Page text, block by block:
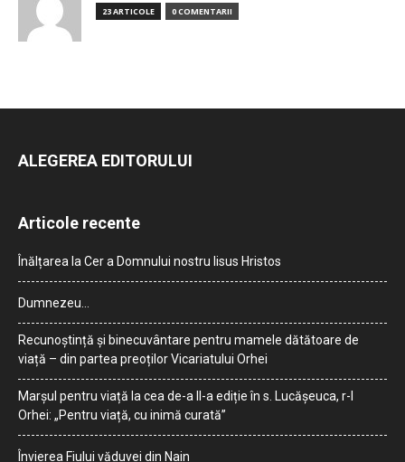
23 ARTICOLE 0 COMENTARII
ALEGEREA EDITORULUI
Articole recente
Înălțarea la Cer a Domnului nostru Iisus Hristos
Dumnezeu…
Recunoștință și binecuvântare pentru mamele dătătoare de
viață – din partea preoților Vicariatului Orhei
Marșul pentru viață la cea de-a II-a ediție în s. Lucășeuca, r-l
Orhei: „Pentru viață, cu inimă curată”
Învierea Fiului văduvei din Nain